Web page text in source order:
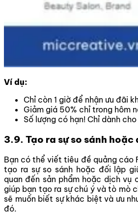
Ví dụ:
Chỉ còn 1 giờ để nhận ưu đãi
Giảm giá 50% chỉ trong hôm
Số lượng có hạn! Chỉ dành
3.9. Tạo ra sự so sánh hoặc
Bạn có thể viết tiêu đề quảng cáo
tạo ra sự so sánh hoặc đối lập
quan đến sản phẩm hoặc dịch vụ
giúp bạn tạo ra sự chú ý và tò mò
sẽ muốn biết sự khác biệt và ưu
đó.